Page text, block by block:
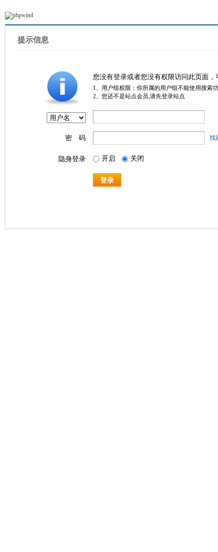
提示信息
您没有登录或者您没有权限访问此页面
1、用户组权限：你所属的用户组不能使用搜索
2、您还不是站点会员,请先登录站点
密 码 找
隐身登录 开启 关闭
登录